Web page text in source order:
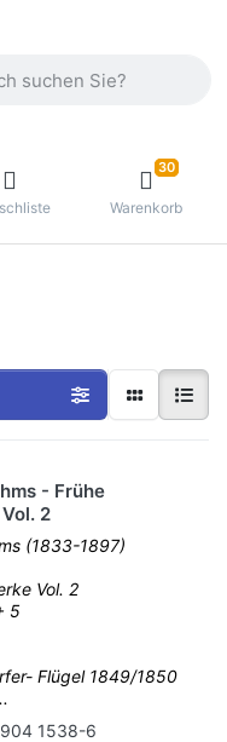
30
Warenkorb
- Frühe
2
(1833-1897)
Vol. 2
5
Flügel 1849/1850
904 1538-6